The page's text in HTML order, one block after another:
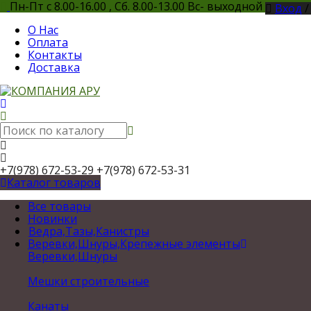
Пн-Пт с 8.00-16.00 , Сб. 8.00-13.00 Вс- выходной Вход /
О Нас
Оплата
Контакты
Доставка
+7(978) 672-53-29 +7(978) 672-53-31
Каталог товаров
Все товары
Новинки
Ведра,Тазы,Канистры
Веревки,Шнуры,Крепежные элементы
Веревки,Шнуры
Мешки строительные
Канаты